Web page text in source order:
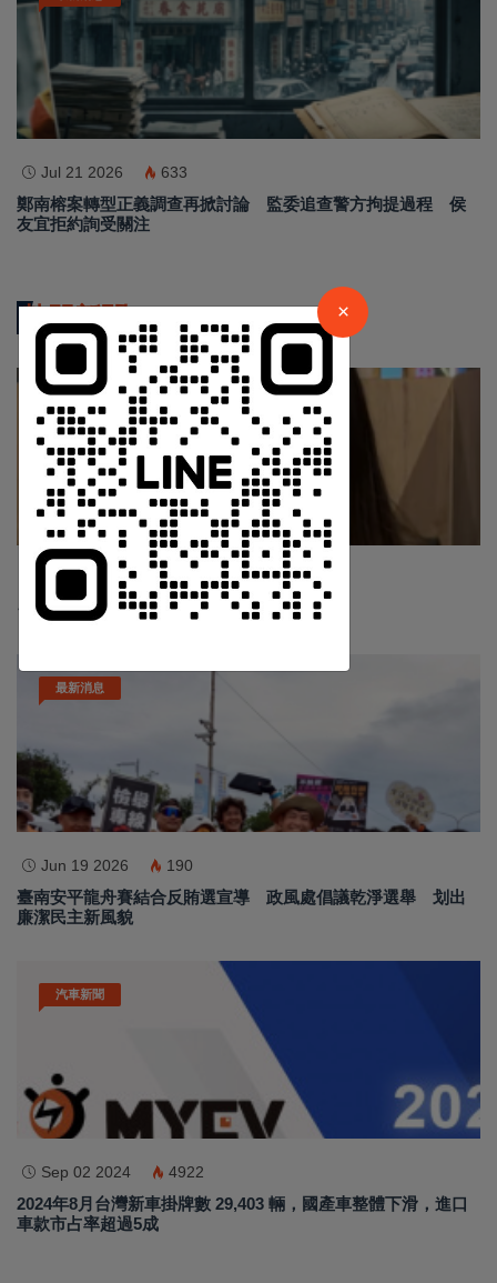
Jul 21 2026 633
鄭南榕案轉型正義調查再掀討論 監委追查警方拘提過程 侯
友宜拒約詢受關注
熱門新聞
Nov 19 2025 1044
台中個人燒肉！自己做烤串丼！好吃又好玩！
最新消息
Jun 19 2026 190
臺南安平龍舟賽結合反賄選宣導 政風處倡議乾淨選舉 划出
廉潔民主新風貌
汽車新聞
Sep 02 2024 4922
2024年8月台灣新車掛牌數 29,403 輛，國產車整體下滑，進口
車款市占率超過5成
請加入LINE好友連結
中 華 超 傳 媒
Https://reurl.cc/adqW77
訂閱
×